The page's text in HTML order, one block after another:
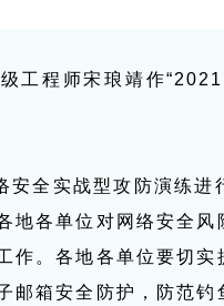
工程师宋琅靖作
全实战型攻防演练
地各单位对网络安全
作。各地各单位要切
箱安全防护，防范